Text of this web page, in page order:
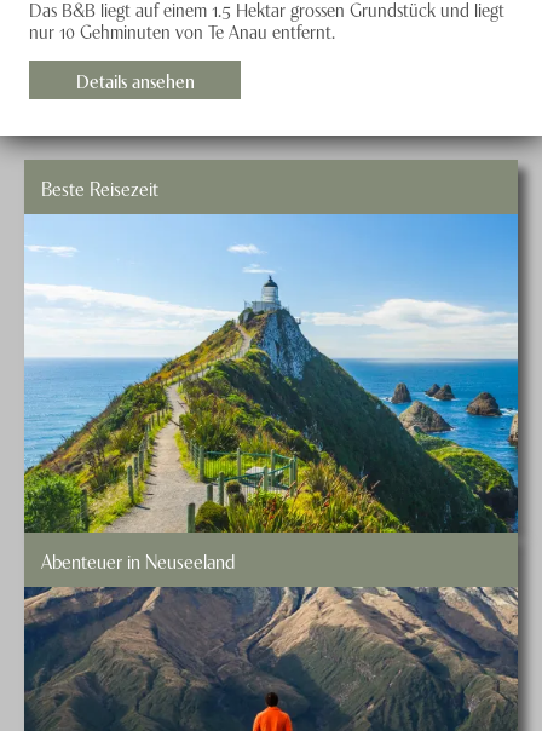
Das B&B liegt auf einem 1.5 Hektar grossen Grundstück und liegt
nur 10 Gehminuten von Te Anau entfernt.
Details ansehen
Beste Reisezeit
Abenteuer in Neuseeland